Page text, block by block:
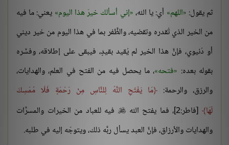
ثم يقول: اللهم أي: يا الله، إني أسألك خيرَ هذا اليوم يعني: ما فيه
من الخير الذي تُقدره وتقضيه، والظَّفر بما في هذا اليوم من خير ديني
أو دُنيوي، فإنَّ هذا الخير لم يُقيد بقيدٍ، فيبقى على إطلاقه، وفسَّره
بقوله بعده: فتحه ، ما يحصل فيه من الفتح في العلم، والهدايات،
والرزق، والرحمة: مَا يَفْتَحِ اللَّهُ لِلنَّاسِ مِنْ رَحْمَةٍ فَلَا مُمْسِكَ
لَهَا [فاطر:2]، فما يفتح الله  فيه للعباد من الخيرات والمسرَّات
والهدايات والأرزاق، فإنَّ العبد يسأل ربَّه ذلك، ويتوجّه إليه في طلبه.